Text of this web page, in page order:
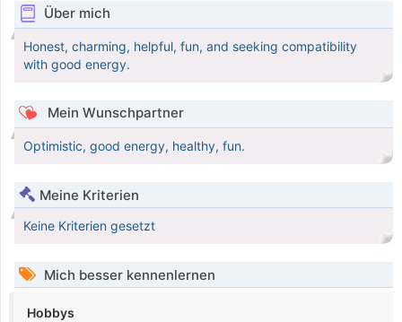
Über mich
Honest, charming, helpful, fun, and seeking compatibility
with good energy.
Mein Wunschpartner
Optimistic, good energy, healthy, fun.
Meine Kriterien
Keine Kriterien gesetzt
Mich besser kennenlernen
Hobbys